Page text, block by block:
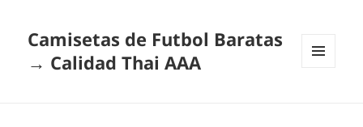
Camisetas de Futbol Baratas
→ Calidad Thai AAA